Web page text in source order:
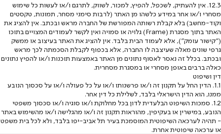
12.3. אין להעתיק, לשכפל, להפיץ, למכור, לשווק, לתרגם ו/או לעשות כל שימוש
מסחרי ו/או אחר במידע כלשהו מן האתר (לרבות סימני מסחר, תמונות, טקסטים
וקוד-מחשב) בלא קבלת רשותה המפורשת של החברה מראש ובכתב. אין להציג את
האתר בתוך מסגרת (Frame) גלויה או סמויה ואין לקשר לעמודים המצויים בתוכו
("קישור עומק"), אלא לעמוד הבית בלבד. אין להציג את האתר בעיצוב או ממשק
גרפי שונים מאלה שעיצבה לו החברה, אלא בכפוף לקבלת הסכמתה לכך מראש
ובכתב. בכלל זה נאסר לאסוף נתונים מן האתר באמצעות תוכנות ו/או להפיץ נתונים
כאלה ברבים באופן מסחרי או במסגרת מסחרית.
דין ושיפוט
1.1. הדין החל על תקנון זה ו/או פרשנותו ו/או על כל פעולה ו/או על סכסוך הנובע
ממנו, הוא הדין הישראלי בלבד, לשלילת כל דין אחר.
1.2. סמכות השיפוט הבלעדית לדון בכל מחלוקת ו/או סוגיה ו/או סכסוך משפטי
הנובע, במישרין או בעקיפין, מהוראות תקנון זה ו/או מהגלישה ו/או מהשימוש באתר
- תהיה לערכאה השיפוטית המוסמכת בעיר תל אביב-יפו בלבד, ולא לכל בית משפט
או ערכאה שיפוטית אחרת.